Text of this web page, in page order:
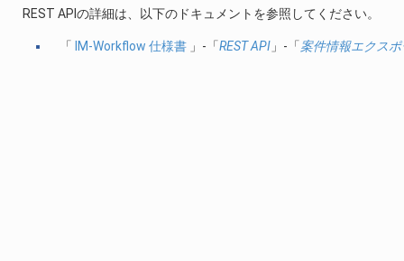
REST APIの詳細は、以下のドキュメントを参照してください。
「 IM-Workflow 仕様書」-「REST API」-「案件情報エクスポ